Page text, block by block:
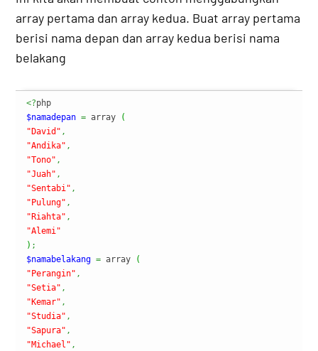
array pertama dan array kedua. Buat array pertama
berisi nama depan dan array kedua berisi nama
belakang
<?
$namadepan = array
(
"David" ,
"Andika" ,
"Tono" ,
"Juah" ,
"Sentabi" ,
"Pulung" ,
"Riahta" ,
"Alemi"
) ;
$namabelakang = array
(
"Perangin" ,
"Setia" ,
"Kemar" ,
"Studia" ,
"Sapura" ,
"Michael" ,